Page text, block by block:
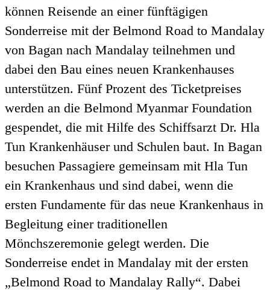
können Reisende an einer fünftägigen
Sonderreise mit der Belmond Road to Mandalay
von Bagan nach Mandalay teilnehmen und
dabei den Bau eines neuen Krankenhauses
unterstützen. Fünf Prozent des Ticketpreises
werden an die Belmond Myanmar Foundation
gespendet, die mit Hilfe des Schiffsarzt Dr. Hla
Tun Krankenhäuser und Schulen baut. In Bagan
besuchen Passagiere gemeinsam mit Hla Tun
ein Krankenhaus und sind dabei, wenn die
ersten Fundamente für das neue Krankenhaus in
Begleitung einer traditionellen
Mönchszeremonie gelegt werden. Die
Sonderreise endet in Mandalay mit der ersten
„Belmond Road to Mandalay Rally“. Dabei